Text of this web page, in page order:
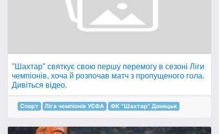
"Шахтар" святкує свою першу перемогу в сезоні Ліги
чемпіонів, хоча й розпочав матч з пропущеного гола.
Дивіться відео.
Спорт Ліга чемпіонів УЄФА ФК "Шахтар" Донецьк